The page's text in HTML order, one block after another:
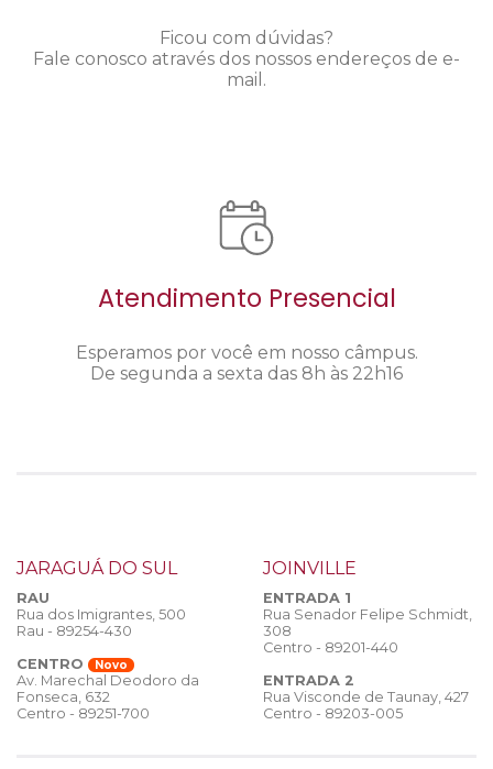
Ficou com dúvidas?
Fale conosco através dos nossos endereços de e-
mail.
Atendimento Presencial
Esperamos por você em nosso câmpus.
De segunda a sexta das 8h às 22h16
JARAGUÁ DO SUL
RAU
Rua dos Imigrantes, 500
Rau - 89254-430
CENTRO
Novo
Av. Marechal Deodoro da
Fonseca, 632
Centro - 89251-700
JOINVILLE
ENTRADA 1
Rua Senador Felipe Schmidt,
308
Centro - 89201-440
ENTRADA 2
Rua Visconde de Taunay, 427
Centro - 89203-005